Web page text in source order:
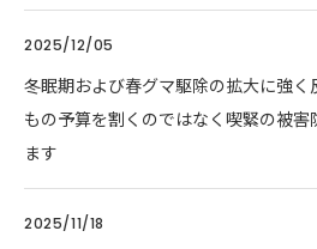
2025/12/05
冬眠期および春グマ駆除の拡大に強
もの予算を割くのではなく喫緊の被
ます
2025/11/18